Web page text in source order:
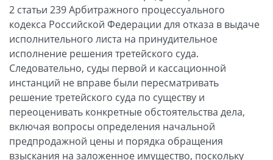
2 статьи 239 Арбитражного процессуального
кодекса Российской Федерации для отказа в выдаче
исполнительного листа на принудительное
исполнение решения третейского суда.
Следовательно, суды первой и кассационной
инстанций не вправе были пересматривать
решение третейского суда по существу и
переоценивать конкретные обстоятельства дела,
включая вопросы определения начальной
предпродажной цены и порядка обращения
взыскания на заложенное имущество, поскольку